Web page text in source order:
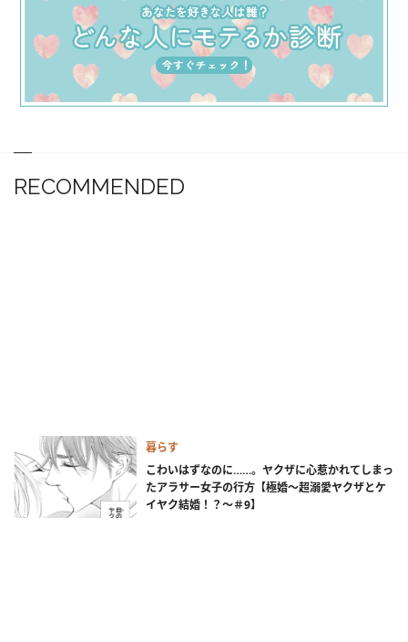
RECOMMENDED
暮らす
こわいはずなのに……。ヤクザに心惹かれてしまっ
たアラサー女子の行方【極婚～超溺愛ヤクザとケ
イヤク結婚！？～＃9】